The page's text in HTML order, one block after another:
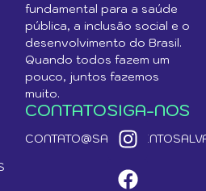
fundamental para a saúde
pública, a inclusão social e o
desenvolvimento do Brasil.
Quando todos fazem um
pouco, juntos fazemos
muito.
CONTATOSIGA-NOS